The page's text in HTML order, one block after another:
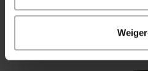
Login